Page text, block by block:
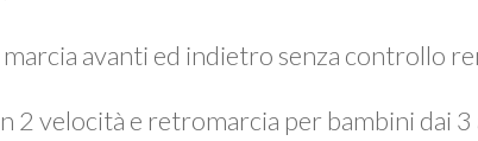
avanti ed indietro senza controllo
2 velocità e retromarcia per bambini dai